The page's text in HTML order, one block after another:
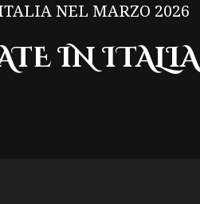
NEL MARZO 2026
IN ITALIA